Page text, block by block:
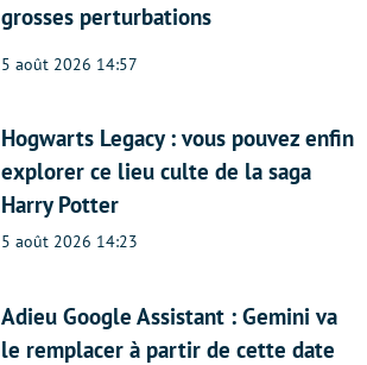
grosses perturbations
5 août 2026 14:57
Hogwarts Legacy : vous pouvez enfin
explorer ce lieu culte de la saga
Harry Potter
5 août 2026 14:23
Adieu Google Assistant : Gemini va
le remplacer à partir de cette date